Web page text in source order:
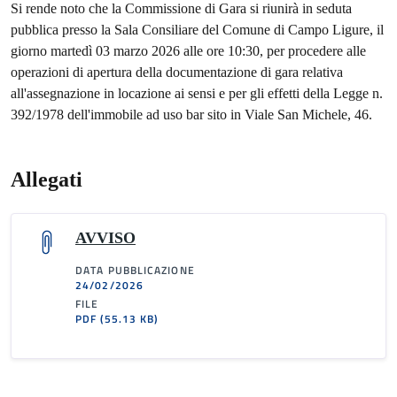
Si rende noto che la Commissione di Gara si riunirà in seduta
pubblica presso la Sala Consiliare del Comune di Campo Ligure, il
giorno martedì 03 marzo 2026 alle ore 10:30, per procedere alle
operazioni di apertura della documentazione di gara relativa
all'assegnazione in locazione ai sensi e per gli effetti della Legge n.
392/1978 dell'immobile ad uso bar sito in Viale San Michele, 46.
Allegati
AVVISO
DATA PUBBLICAZIONE
24/02/2026
FILE
PDF(55.13 KB)